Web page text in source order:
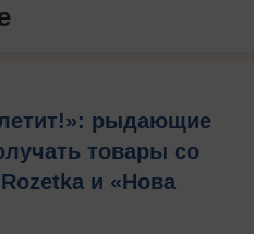
рыдающие
товары со
и «Нова